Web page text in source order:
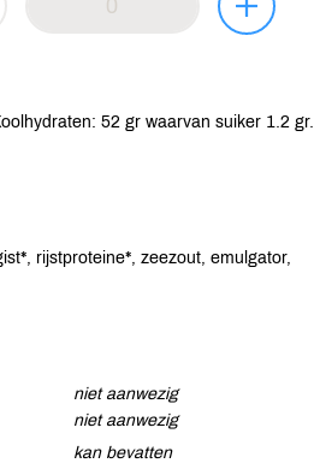
52 gr waarvan suiker 1.2 gr.
rijstproteine*, zeezout, emulgator,
niet aanwezig
niet aanwezig
kan bevatten